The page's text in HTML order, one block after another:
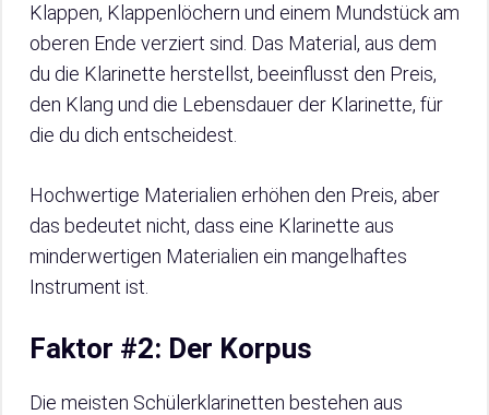
Klappen, Klappenlöchern und einem Mundstück am
oberen Ende verziert sind. Das Material, aus dem
du die Klarinette herstellst, beeinflusst den Preis,
den Klang und die Lebensdauer der Klarinette, für
die du dich entscheidest.
Hochwertige Materialien erhöhen den Preis, aber
das bedeutet nicht, dass eine Klarinette aus
minderwertigen Materialien ein mangelhaftes
Instrument ist.
Faktor #2: Der Korpus
Die meisten Schülerklarinetten bestehen aus